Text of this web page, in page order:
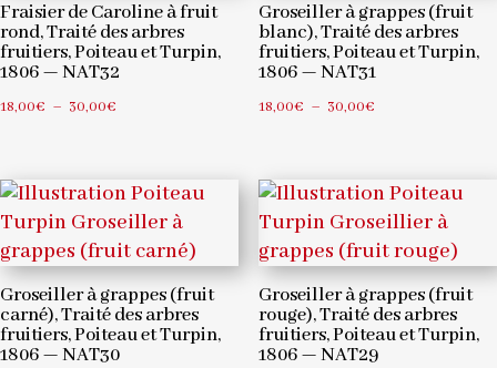
Fraisier de Caroline à fruit
rond, Traité des arbres
fruitiers, Poiteau et Turpin,
1806 — NAT32
18,00€ – 30,00€
18,00€
à
30,00€
Groseiller à grappes (fruit
blanc), Traité des arbres
fruitiers, Poiteau et Turpin,
1806 — NAT31
18,00€ – 30,00€Plage
18,00€
à
30,00€
Groseiller à grappes (fruit
carné), Traité des arbres
fruitiers, Poiteau et Turpin,
1806 — NAT30
Groseiller à grappes (fruit
rouge), Traité des arbres
fruitiers, Poiteau et Turpin,
1806 — NAT29